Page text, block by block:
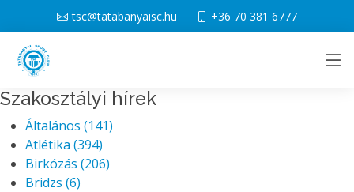
tsc@tatabanyaisc.hu +36 70 381 6777
Szakosztályi hírek
Általános (141)
Atlétika (394)
Birkózás (206)
Bridzs (6)